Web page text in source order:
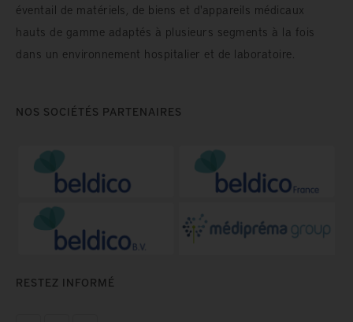
éventail de matériels, de biens et d'appareils médicaux
hauts de gamme adaptés à plusieurs segments à la fois
dans un environnement hospitalier et de laboratoire.
NOS SOCIÉTÉS PARTENAIRES
RESTEZ INFORMÉ